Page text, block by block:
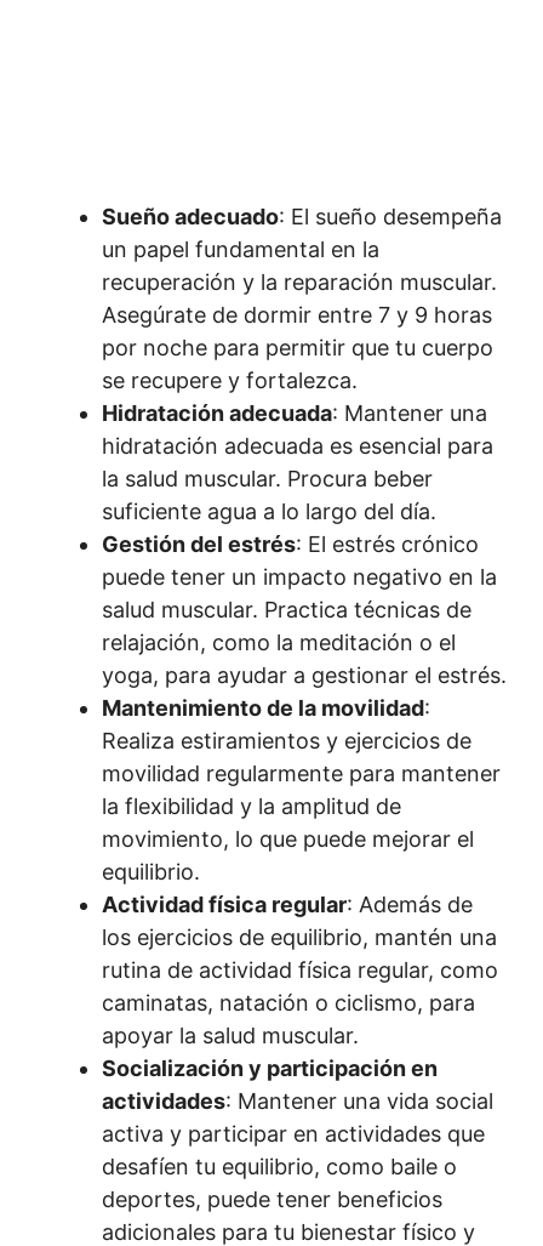
Sueño adecuado: El sueño desempeña
un papel fundamental en la
recuperación y la reparación muscular.
Asegúrate de dormir entre 7 y 9 horas
por noche para permitir que tu cuerpo
se recupere y fortalezca.
Hidratación adecuada: Mantener una
hidratación adecuada es esencial para
la salud muscular. Procura beber
suficiente agua a lo largo del día.
Gestión del estrés: El estrés crónico
puede tener un impacto negativo en la
salud muscular. Practica técnicas de
relajación, como la meditación o el
yoga, para ayudar a gestionar el estrés.
Mantenimiento de la movilidad:
Realiza estiramientos y ejercicios de
movilidad regularmente para mantener
la flexibilidad y la amplitud de
movimiento, lo que puede mejorar el
equilibrio.
Actividad física regular: Además de
los ejercicios de equilibrio, mantén una
rutina de actividad física regular, como
caminatas, natación o ciclismo, para
apoyar la salud muscular.
Socialización y participación en
actividades: Mantener una vida social
activa y participar en actividades que
desafíen tu equilibrio, como baile o
deportes, puede tener beneficios
adicionales para tu bienestar físico y